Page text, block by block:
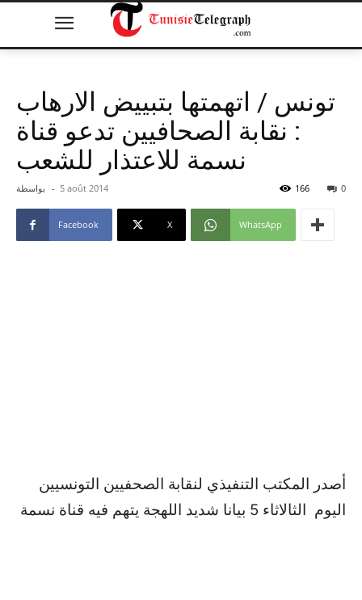
تونس / اتهمتها بتبييض الارهاب
: نقابة الصحافيين تدعو قناة
نسمة للاعتذار للشعب
بواسطة - 5 août 2014 0
166
Facebook X WhatsApp
أصدر المكتب التنفيذي لنقابة الصحفيين التونسيين
اليوم الثالاثاء 5 بيانا شديد اللهجة يتهم فيه قناة نسمة